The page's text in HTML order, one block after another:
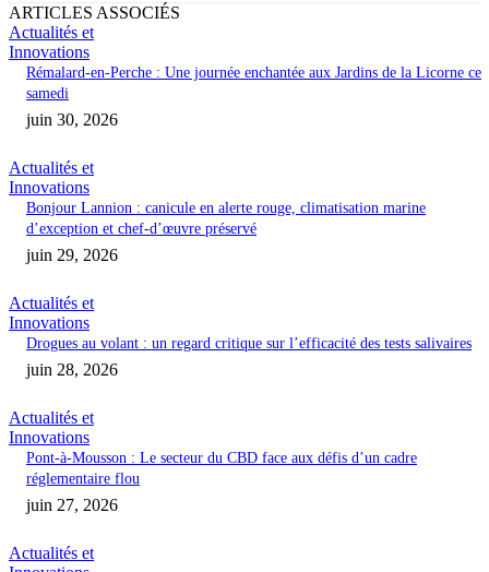
ARTICLES ASSOCIÉS
Actualités et
Innovations
Rémalard-en-Perche : Une journée enchantée aux Jardins de la Licorne ce
samedi
juin 30, 2026
Actualités et
Innovations
Bonjour Lannion : canicule en alerte rouge, climatisation marine
d’exception et chef-d’œuvre préservé
juin 29, 2026
Actualités et
Innovations
Drogues au volant : un regard critique sur l’efficacité des tests salivaires
juin 28, 2026
Actualités et
Innovations
Pont-à-Mousson : Le secteur du CBD face aux défis d’un cadre
réglementaire flou
juin 27, 2026
Actualités et